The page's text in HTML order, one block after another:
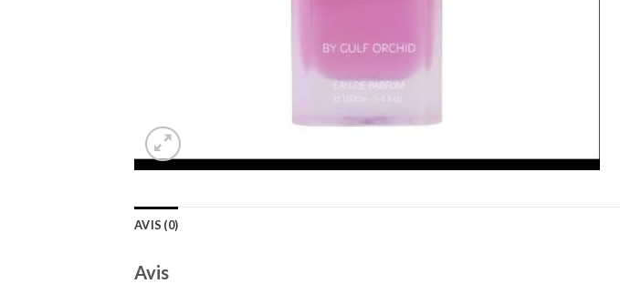
AVIS (0)
Avis